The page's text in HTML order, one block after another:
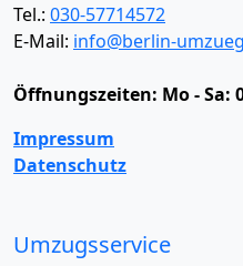
Tel.: 030-57714572
E-Mail: info@berlin-
Öffnungszeiten: Mo - Sa:
Impressum
Datenschutz
Umzugsservice